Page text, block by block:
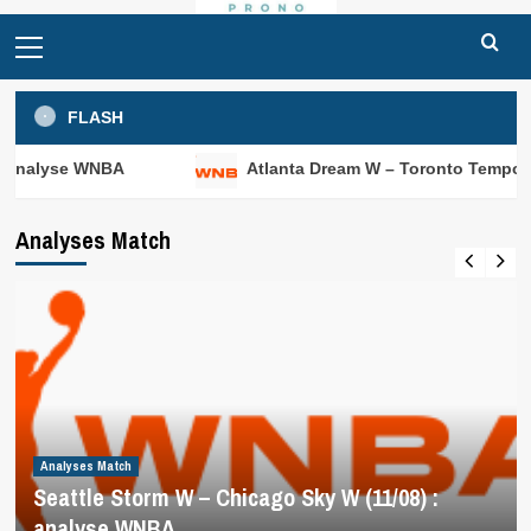
Menu
FLASH
Atlanta Dream W – Toronto Tempo W (11/08) :
Analyses Match
Analyses Match
Seattle Storm W – Chicago Sky W (11/08) :